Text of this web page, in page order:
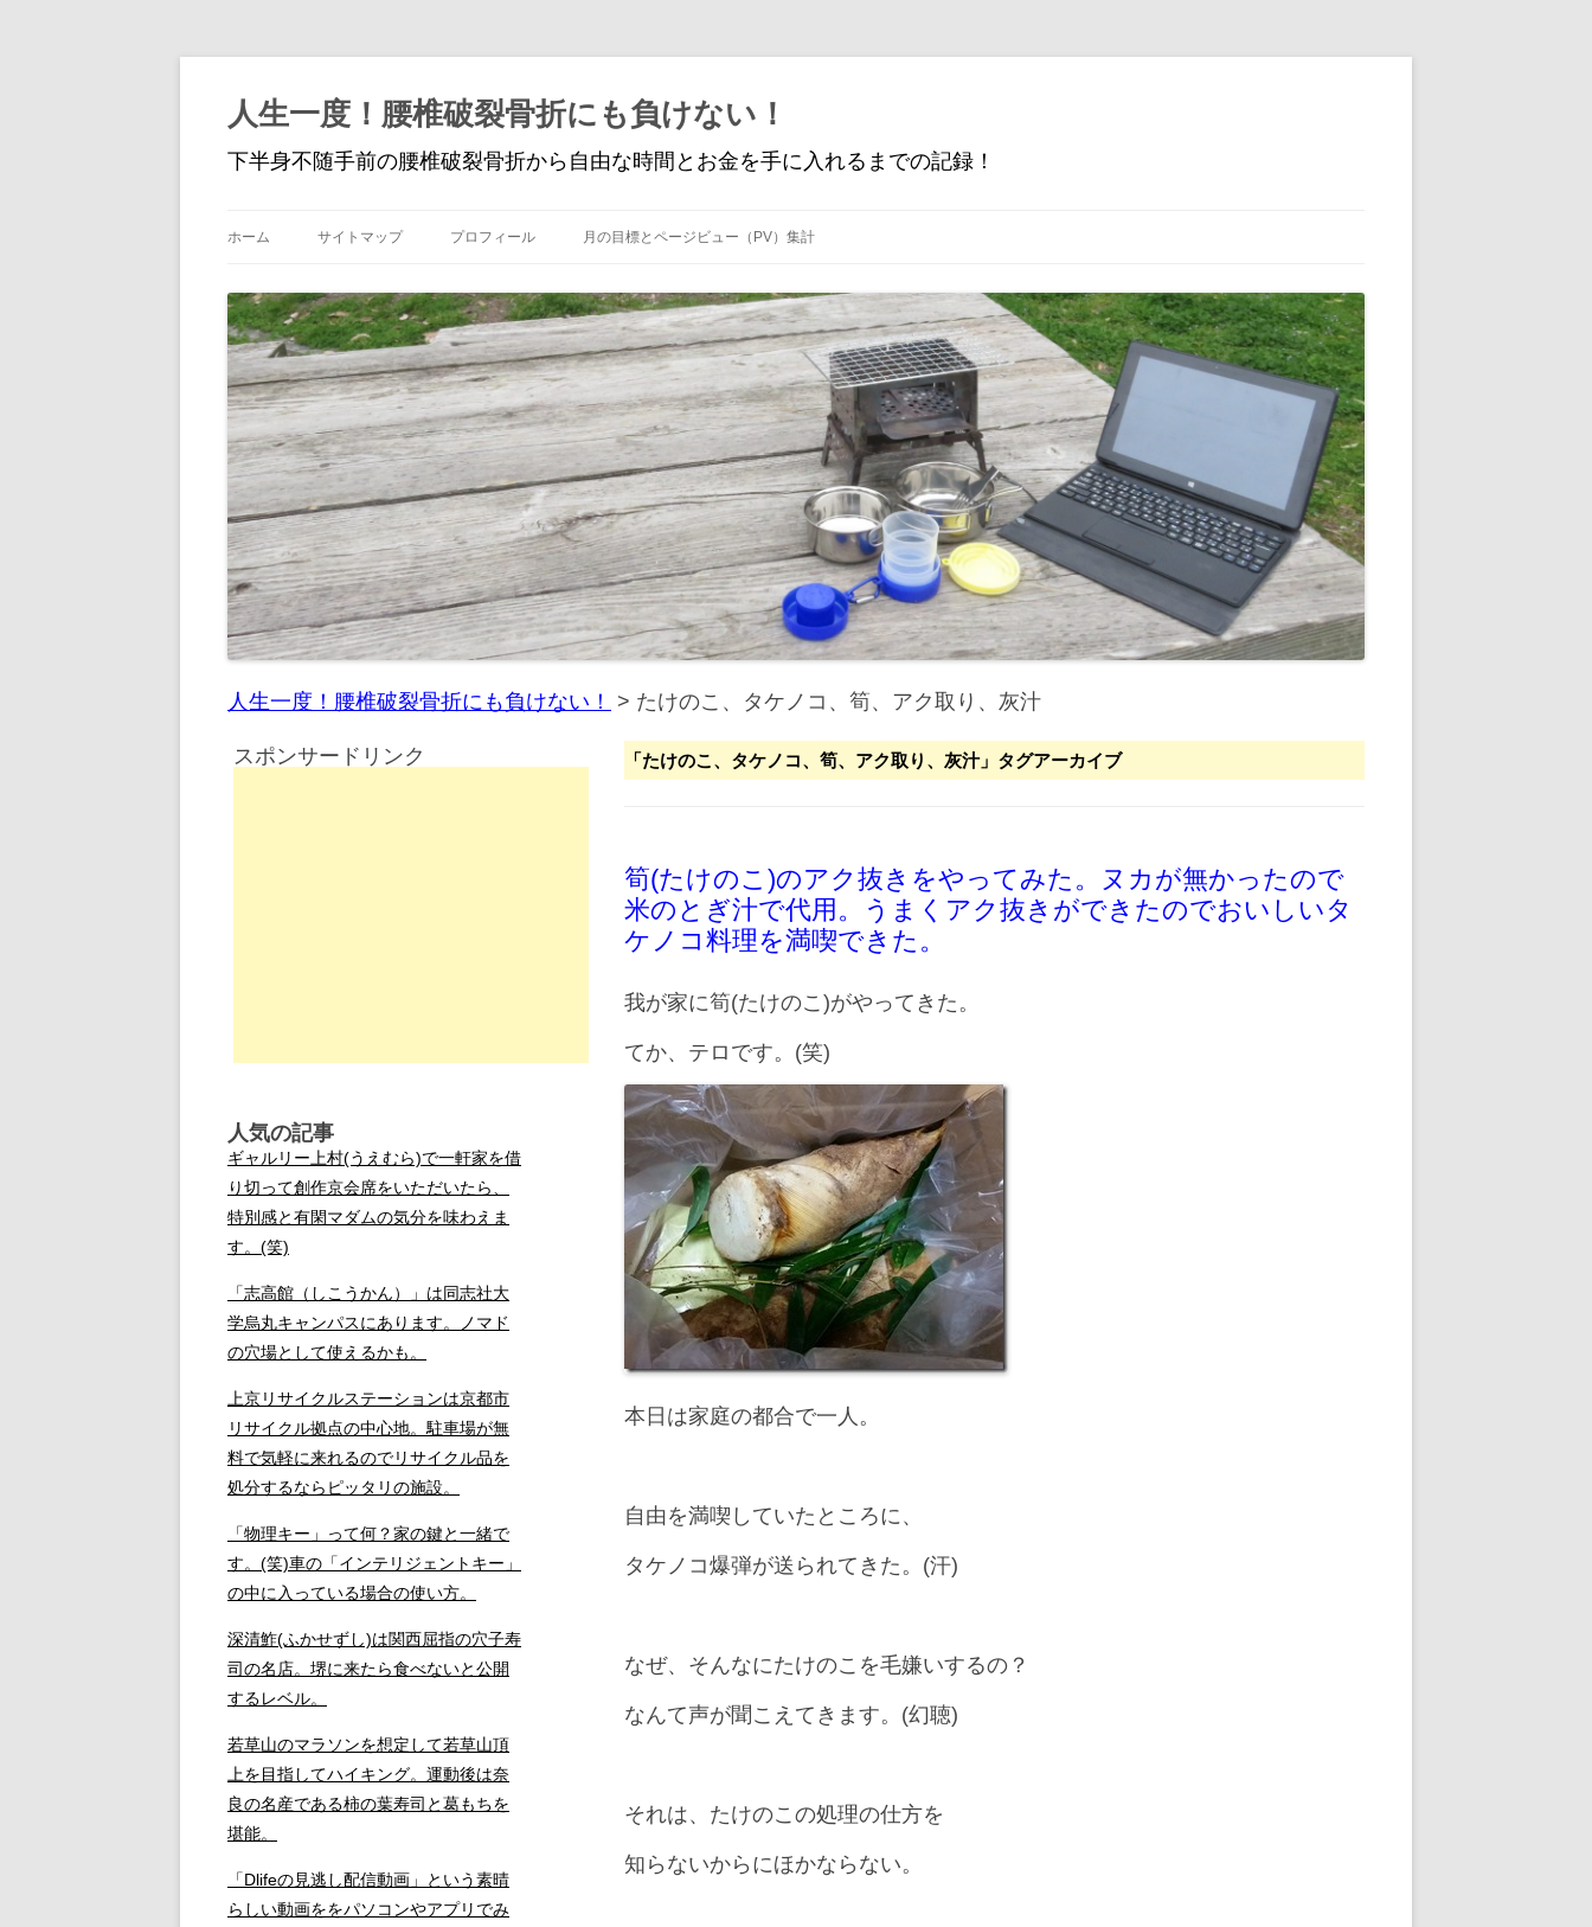
人生一度！腰椎破裂骨折にも負けない！
下半身不随手前の腰椎破裂骨折から自由な時間とお金を手に入れるまでの記録！
ン
ツ
へ
ス
キ
ッ
プ
ホーム サイトマップ プロフィール 月の目標とページビュー（PV）集計
人生一度！腰椎破裂骨折にも負けない！ > たけのこ、タケノコ、筍、アク取り、灰汁
「たけのこ、タケノコ、筍、アク取り、灰汁」タグアーカイブ
筍(たけのこ)のアク抜きをやってみた。ヌカが無かったので
米のとぎ汁で代用。うまくアク抜きができたのでおいしいタ
ケノコ料理を満喫できた。
我が家に筍(たけのこ)がやってきた。
てか、テロです。(笑)
本日は家庭の都合で一人。
自由を満喫していたところに、
タケノコ爆弾が送られてきた。(汗)
なぜ、そんなにたけのこを毛嫌いするの？
なんて声が聞こえてきます。(幻聴)
それは、たけのこの処理の仕方を
知らないからにほかならない。
スポンサードリンク
人気の記事
ギャルリー上村(うえむら)で一軒家を借
り切って創作京会席をいただいたら、
特別感と有閑マダムの気分を味わえま
す。(笑)
「志高館（しこうかん）」は同志社大
学烏丸キャンパスにあります。ノマド
の穴場として使えるかも。
上京リサイクルステーションは京都市
リサイクル拠点の中心地。駐車場が無
料で気軽に来れるのでリサイクル品を
処分するならピッタリの施設。
「物理キー」って何？家の鍵と一緒で
す。(笑)車の「インテリジェントキー」
の中に入っている場合の使い方。
深清鮓(ふかせずし)は関西屈指の穴子寿
司の名店。堺に来たら食べないと公開
するレベル。
若草山のマラソンを想定して若草山頂
上を目指してハイキング。運動後は奈
良の名産である柿の葉寿司と葛もちを
堪能。
「Dlifeの見逃し配信動画」という素晴
らしい動画ををパソコンやアプリでみ